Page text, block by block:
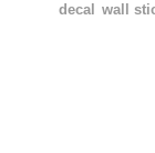
decal wall